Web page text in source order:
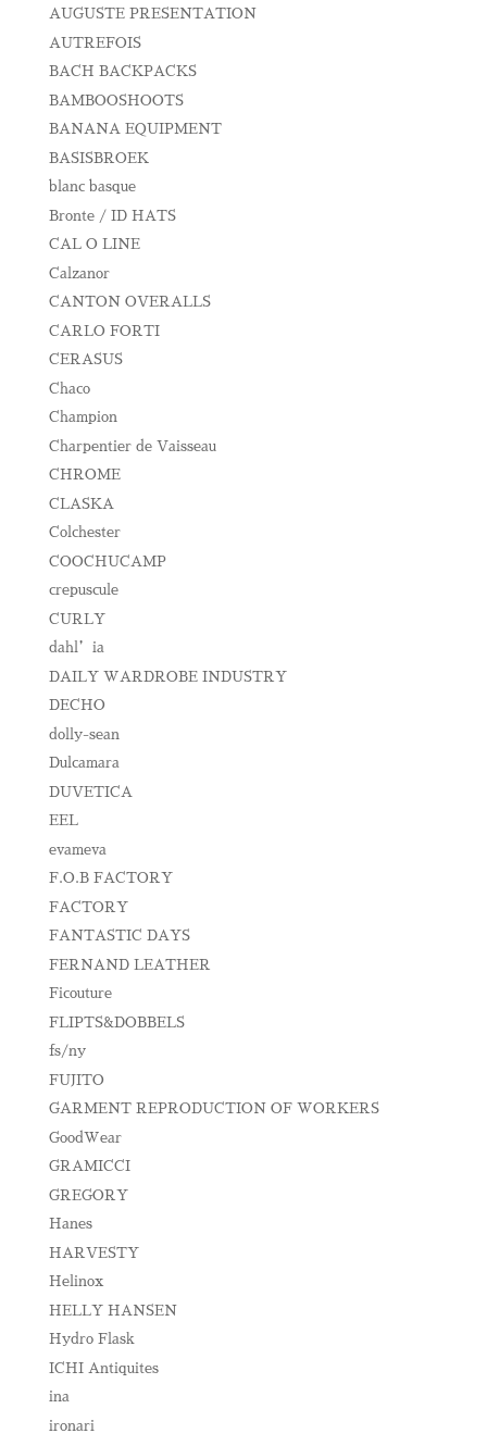
AUGUSTE PRESENTATION
AUTREFOIS
BACH BACKPACKS
BAMBOOSHOOTS
BANANA EQUIPMENT
BASISBROEK
blanc basque
Bronte / ID HATS
CAL O LINE
Calzanor
CANTON OVERALLS
CARLO FORTI
CERASUS
Chaco
Champion
Charpentier de Vaisseau
CHROME
CLASKA
Colchester
COOCHUCAMP
crepuscule
CURLY
dahl’ia
DAILY WARDROBE INDUSTRY
DECHO
dolly-sean
Dulcamara
DUVETICA
EEL
evameva
F.O.B FACTORY
FACTORY
FANTASTIC DAYS
FERNAND LEATHER
Ficouture
FLIPTS&DOBBELS
fs/ny
FUJITO
GARMENT REPRODUCTION OF WORKERS
GoodWear
GRAMICCI
GREGORY
Hanes
HARVESTY
Helinox
HELLY HANSEN
Hydro Flask
ICHI Antiquites
ina
ironari